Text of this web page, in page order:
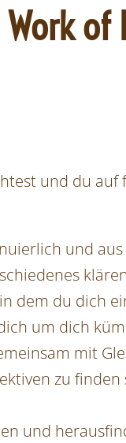
of
und du auf
und
dem du dich
um dich
mit
zu
und